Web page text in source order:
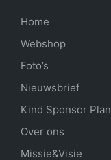
Home
Webshop
Foto’s
Nieuwsbrief
Kind Sponsor Plan
Over ons
Missie&Visie